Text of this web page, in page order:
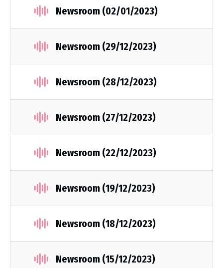
Newsroom (02/01/2023)
Newsroom (29/12/2023)
Newsroom (28/12/2023)
Newsroom (27/12/2023)
Newsroom (22/12/2023)
Newsroom (19/12/2023)
Newsroom (18/12/2023)
Newsroom (15/12/2023)